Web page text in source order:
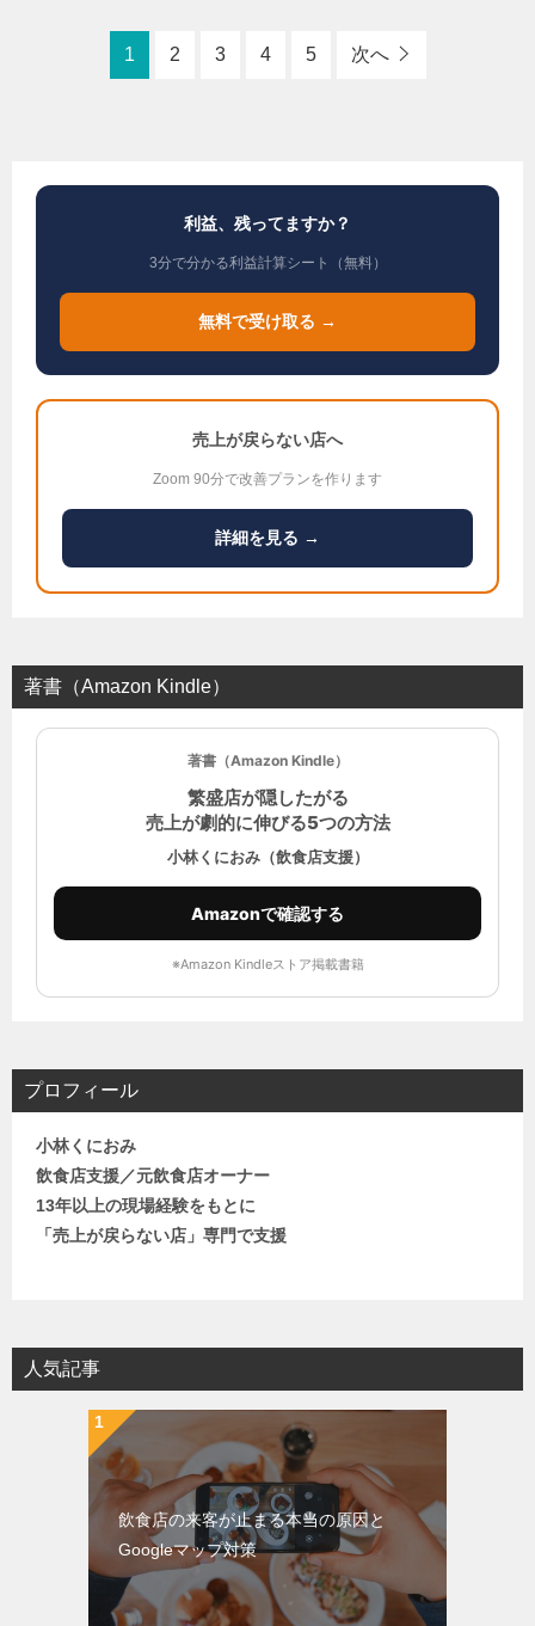
1 2 3 4 5 次へ
利益、残ってますか？
3分で分かる利益計算シート（無料）
無料で受け取る →
売上が戻らない店へ
Zoom 90分で改善プランを作ります
詳細を見る →
著書（Amazon Kindle）
著書（Amazon Kindle）
繁盛店が隠したがる
売上が劇的に伸びる5つの方法
小林くにおみ（飲食店支援）
Amazonで確認する
※Amazon Kindleストア掲載書籍
プロフィール
小林くにおみ
飲食店支援／元飲食店オーナー
13年以上の現場経験をもとに
「売上が戻らない店」専門で支援
人気記事
飲食店の来客が止まる本当の原因と
Googleマップ対策